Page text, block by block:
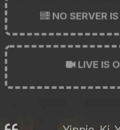
NO SERVER
LIVE IS